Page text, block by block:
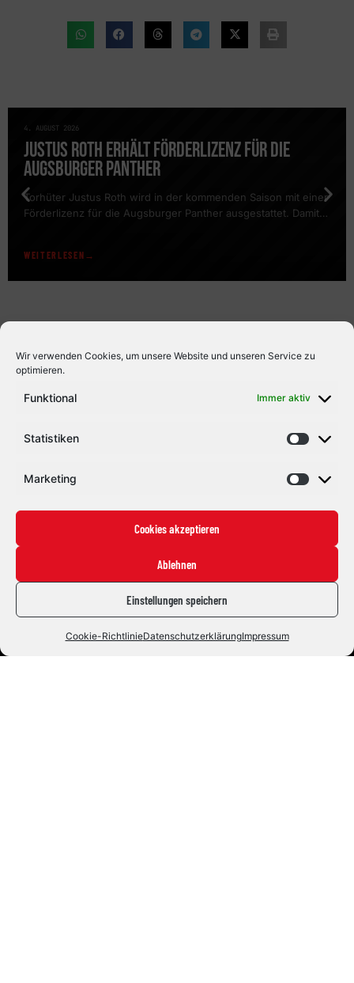
Wir verwenden Cookies, um unsere Website und unseren Service zu
optimieren.
Funktional Immer aktiv
Statistiken
Marketing
Cookies akzeptieren
Ablehnen
Einstellungen speichern
Cookie-RichtlinieDatenschutzerklärungImpressum
NEWS
4. AUGUST 2026
JUSTUS ROTH ERHÄLT FÖRDERLIZENZ FÜR DIE
AUGSBURGER PANTHER
Torhüter Justus Roth wird in der kommenden Saison mit einer
Förderlizenz für die Augsburger Panther ausgestattet. Damit
mit dem Team sowie dem Torwarttrainer der Panther zu
WEITERLESEN